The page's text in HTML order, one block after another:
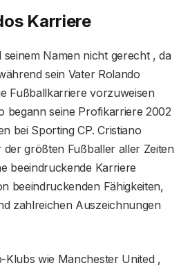
Karriere
Namen nicht gerecht , da
sein Vater Rolando
Fußballkarriere vorzuweisen
begann seine Profikarriere 2002
bei Sporting CP. Cristiano
der größten Fußballer aller Zeiten
beeindruckende Karriere
beeindruckenden Fähigkeiten,
zahlreichen Auszeichnungen
Klubs wie Manchester United ,